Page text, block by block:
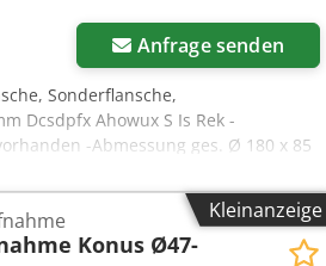
Anfrage senden
Sonderflansche,
Dcsdpfx Ahowux S Is Rek -
-Abmessung ges. Ø 180 x 85
Kleinanzeige
Konus Ø47-